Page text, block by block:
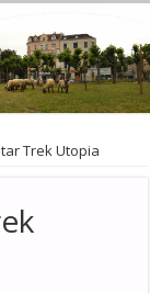
Trek Utopia